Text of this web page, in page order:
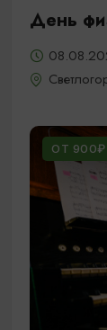
День
ОТ 900₽